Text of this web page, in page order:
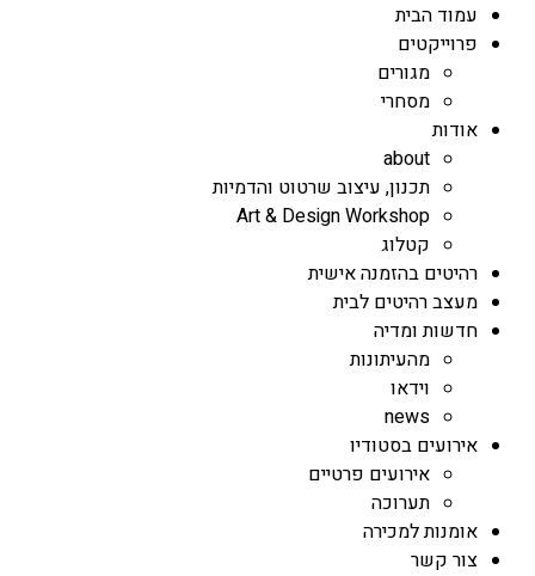
עמוד הבית
פרוייקטים
מגורים
מסחרי
אודות
about
תכנון, עיצוב שרטוט והדמיות
Art & Design Workshop
קטלוג
רהיטים בהזמנה אישית
מעצב רהיטים לבית
חדשות ומדיה
מהעיתונות
וידאו
news
אירועים בסטודיו
אירועים פרטיים
תערוכה
אומנות למכירה
צור קשר